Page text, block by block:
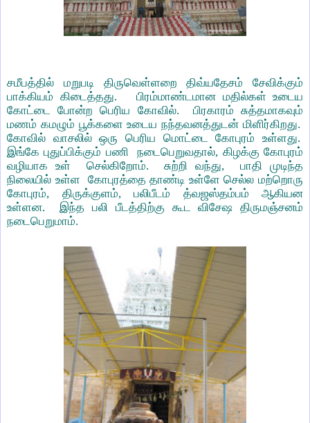
சமீபத்தில் மறுபடி திருவெள்ளறை திவ்யதேசம் சேவிக்கும்
பாக்கியம் கிடைத்தது. பிரம்மாண்டமான மதில்கள் உடைய
கோட்டை போன்ற பெரிய கோவில். பிரகாரம் சுத்தமாகவும்
மணம் கமழும் பூக்களை உடைய நந்தவனத்துடன் மிளிர்கிறது.
கோவில் வாசலில் ஒரு பெரிய மொட்டை கோபுரம் உள்ளது.
இங்கே புதுப்பிக்கும் பணி நடைபெறுவதால், கிழக்கு கோபுரம்
வழியாக உள் செல்கிறோம். சுற்றி வந்து, பாதி முடிந்த
நிலையில் உள்ள கோபுரத்தை தாண்டி உள்ளே செல்ல மற்றொரு
கோபுரம், திருக்குளம், பலிபீடம் த்வஜஸ்தம்பம் ஆகியன
உள்ளன. இந்த பலி பீடத்திற்கு கூட விசேஷ திருமஞ்சனம்
நடைபெறுமாம்.